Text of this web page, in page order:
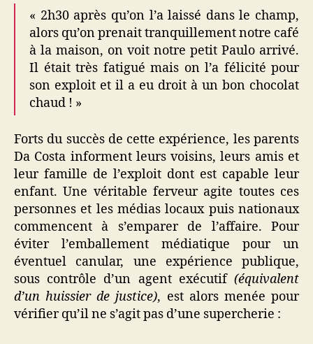
« 2h30 après qu’on l’a laissé dans le champ,
alors qu’on prenait tranquillement notre café
à la maison, on voit notre petit Paulo arrivé.
Il était très fatigué mais on l’a félicité pour
son exploit et il a eu droit à un bon chocolat
chaud ! »
Forts du succès de cette expérience, les parents
Da Costa informent leurs voisins, leurs amis et
leur famille de l’exploit dont est capable leur
enfant. Une véritable ferveur agite toutes ces
personnes et les médias locaux puis nationaux
commencent à s’emparer de l’affaire. Pour
éviter l’emballement médiatique pour un
éventuel canular, une expérience publique,
sous contrôle d’un agent exécutif (équivalent
d’un huissier de justice), est alors menée pour
vérifier qu’il ne s’agit pas d’une supercherie :